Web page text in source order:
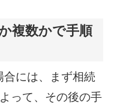
複数かで手順
には、まず相続
って、その後の手